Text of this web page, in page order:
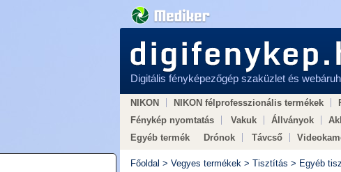
Digitális fényképezőgép szaküzlet és
NIKON NIKON félprofesszionális termékek
Fénykép nyomtatás
Vakuk Állványok
Egyéb termék
Drónok Távcső
Főoldal > Vegyes termékek > Tisztítás > Egyéb